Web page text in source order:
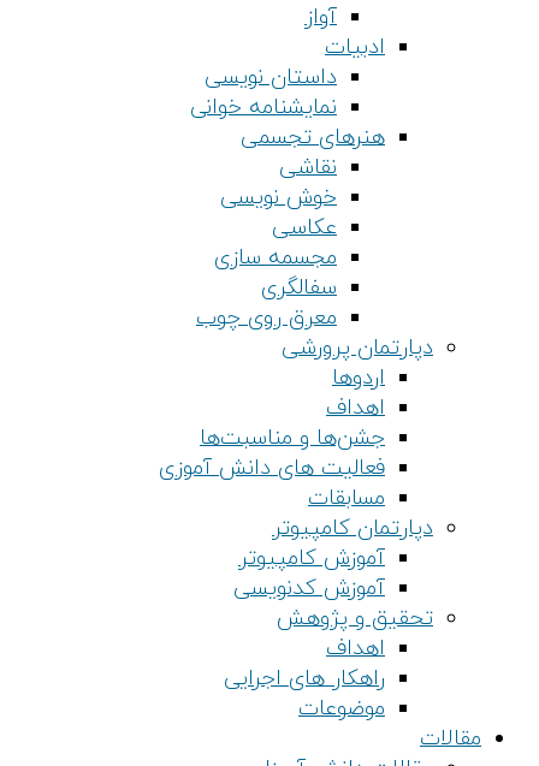
آواز
ادبیات
داستان نویسی
نمایشنامه خوانی
هنرهای تجسمی
نقاشی
خوش نویسی
عکاسی
مجسمه سازی
سفالگری
معرق روی چوب
دپارتمان پرورشی
اردوها
اهداف
جشن‌ها و مناسبت‌ها
فعالیت های دانش آموزی
مسابقات
دپارتمان کامپیوتر
آموزش کامپیوتر
آموزش کدنویسی
تحقیق و پژوهش
اهداف
راهکار های اجرایی
موضوعات
مقالات